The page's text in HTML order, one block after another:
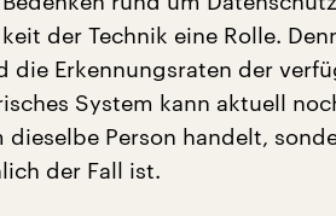
der Technik eine Rolle.
die Erkennungsraten der
System kann aktuell
Person handelt,
der Fall ist.